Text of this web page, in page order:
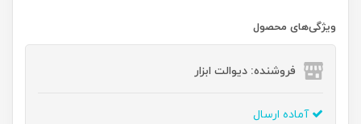
ویژگی‌های محصول
فروشنده: دیوالت ابزار
آماده ارسال